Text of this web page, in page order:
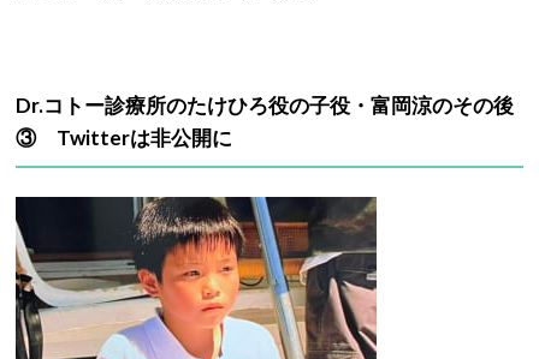
Dr.コトー診療所のたけひろ役の子役・富岡涼のその後
③ Twitterは非公開に